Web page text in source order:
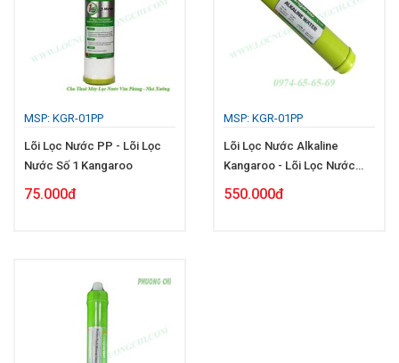
MSP: KGR-01PP
Lõi Lọc Nước PP - Lõi Lọc
Nước Số 1 Kangaroo
75.000đ
MSP: KGR-01PP
Lõi Lọc Nước Alkaline
Kangaroo - Lõi Lọc Nước
Chức Năng
550.000đ